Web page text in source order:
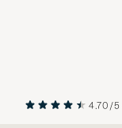
4.70/5